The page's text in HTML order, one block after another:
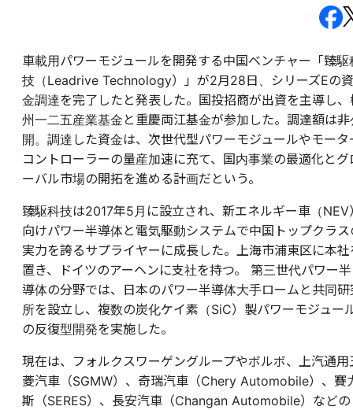
車載用パワーモジュールを開発する中国ベンチャー「臻駆
技（Leadrive Technology）」が2月28日、シリーズEの資
金調達を完了したと発表した。国投招商が出資を主導し、
州一二五産業基金と重慶両江基金が参加した。調達額は非
開。調達した資金は、次世代型パワーモジュールやモータ
コントローラーの量産加速に充て、国内事業の最適化とグ
ーバル市場の開拓を進める計画だという。
臻駆科技は2017年5月に設立され、新エネルギー車（NEV
向けパワー半導体と電気駆動システムで中国トップクラス
実力を誇るサプライヤーに成長した。上海市浦東区に本社
置き、ドイツのアーヘンに支社を持つ。 第三世代パワー半
導体の分野では、日本のパワー半導体大手ロームと共同研
所を設立し、複数の炭化ケイ素（SiC）製パワーモジュー
の反復型開発を実施した。
現在は、フォルクスワーゲングループやボルボ、上汽通用
菱汽車（SGMW）、奇瑞汽車（Chery Automobile）、賽
斯（SERES）、長安汽車（Changan Automobile）などの